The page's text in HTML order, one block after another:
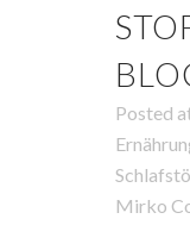
Posted
Mirko